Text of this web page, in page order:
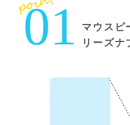
01
マウスピ
リーズナ